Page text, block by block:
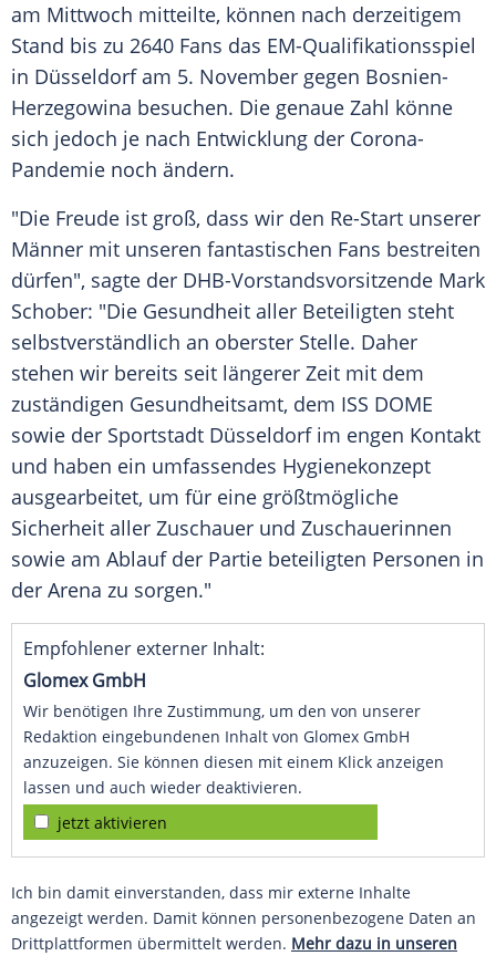
am Mittwoch mitteilte, können nach derzeitigem
Stand bis zu 2640 Fans das EM-Qualifikationsspiel
in Düsseldorfam 5. November gegen Bosnien-
Herzegowina besuchen. Die genaue Zahl könne
sich jedoch je nach Entwicklung der Corona-
Pandemie noch ändern.
"Die Freude ist groß, dass wir den Re-Start unserer
Männer mit unseren fantastischen Fans bestreiten
dürfen", sagte der DHB-Vorstandsvorsitzende Mark
Schober: "Die Gesundheit aller Beteiligten steht
selbstverständlich an oberster Stelle. Daher
stehen wir bereits seit längerer Zeit mit dem
zuständigen Gesundheitsamt, dem ISS DOME
sowie der Sportstadt Düsseldorfim engen Kontakt
und haben ein umfassendes Hygienekonzept
ausgearbeitet, um für eine größtmögliche
Sicherheit aller Zuschauer und Zuschauerinnen
sowie am Ablauf der Partie beteiligten Personen in
der Arena zu sorgen."
Empfohlener externer Inhalt:
Glomex GmbH
Wir benötigen Ihre Zustimmung, um den von unserer
Redaktion eingebundenen Inhalt von Glomex GmbH
anzuzeigen. Sie können diesen mit einem Klick anzeigen
lassen und auch wieder deaktivieren.
jetzt aktivieren
Ich bin damit einverstanden, dass mir externe Inhalte
angezeigt werden. Damit können personenbezogene Daten an
Drittplattformen übermittelt werden. Mehr dazu in unseren